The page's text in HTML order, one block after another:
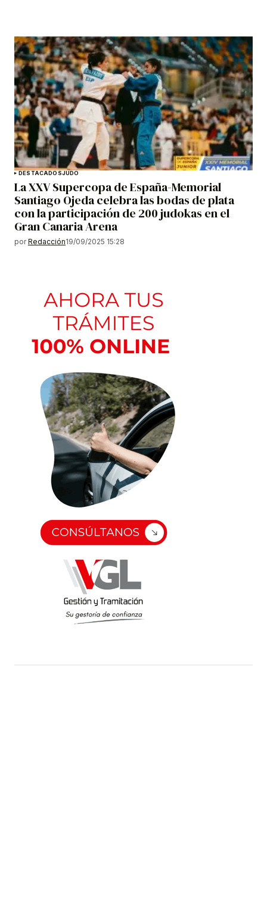
DESTACADOSJUDO
La XXV Supercopa de España-Memorial
Santiago Ojeda celebra las bodas de plata
con la participación de 200 judokas en el
Gran Canaria Arena
por Redacción19/09/2025 15:28